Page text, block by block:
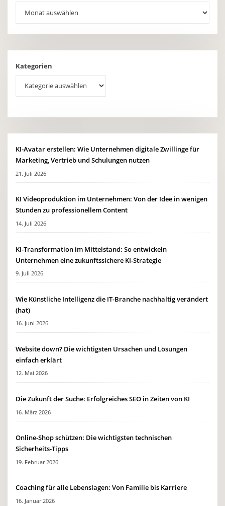
Kategorien
KI-Avatar erstellen: Wie Unternehmen digitale Zwillinge für
Marketing, Vertrieb und Schulungen nutzen
21. Juli 2026
KI Videoproduktion im Unternehmen: Von der Idee in wenigen
Stunden zu professionellem Content
14. Juli 2026
KI-Transformation im Mittelstand: So entwickeln
Unternehmen eine zukunftssichere KI-Strategie
9. Juli 2026
Wie Künstliche Intelligenz die IT-Branche nachhaltig verändert
(hat)
16. Juni 2026
Website down? Die wichtigsten Ursachen und Lösungen
einfach erklärt
12. Mai 2026
Die Zukunft der Suche: Erfolgreiches SEO in Zeiten von KI
16. März 2026
Online-Shop schützen: Die wichtigsten technischen
Sicherheits-Tipps
19. Februar 2026
Coaching für alle Lebenslagen: Von Familie bis Karriere
16. Januar 2026